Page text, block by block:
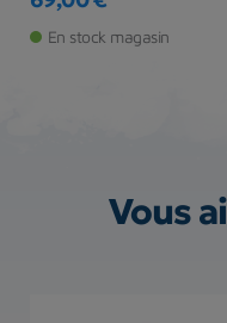
Prix
En stock magasin
Vous